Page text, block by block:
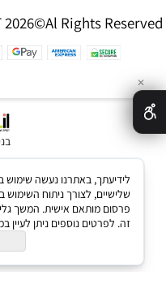
2026©Al Rights Reserved
✕
שלישיים, לצורך ניתוח השימוש
פרסום מותאם אישית. המשך
זה. לפרטים נוספים ניתן לעיין